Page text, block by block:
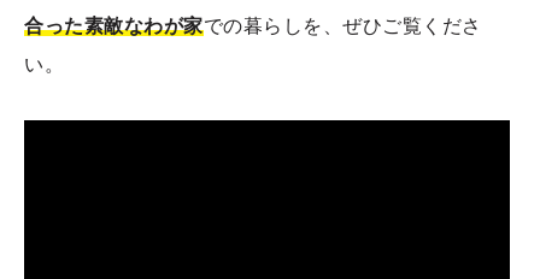
合った素敵なわが家での暮らしを、ぜひご覧くださ
い。